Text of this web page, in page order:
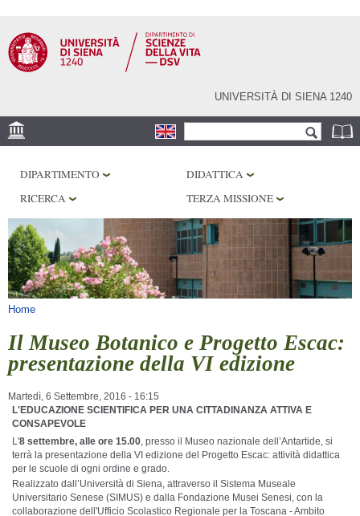
contenuto
principale
UNIVERSITÀ DI SIENA 1240
Form di ricerca
CORE FACILITIES
LABORATORI
BIBLIOTECHE
SERVIZI
DIPARTIMENTO
DIDATTICA
RICERCA
TERZA MISSIONE
Tu sei qui
Home
Il Museo Botanico e Progetto Escac:
presentazione della VI edizione
Martedì, 6 Settembre, 2016 - 16:15
L'EDUCAZIONE SCIENTIFICA PER UNA CITTADINANZA ATTIVA E
CONSAPEVOLE
L'8 settembre, alle ore 15.00 , presso il Museo nazionale dell’Antartide, si
terrà la presentazione della VI edizione del Progetto Escac: attività didattica
per le scuole di ogni ordine e grado.
Realizzato dall’Università di Siena, attraverso il Sistema Museale
Universitario Senese (SIMUS) e dalla Fondazione Musei Senesi, con la
collaborazione dell'Ufficio Scolastico Regionale per la Toscana - Ambito